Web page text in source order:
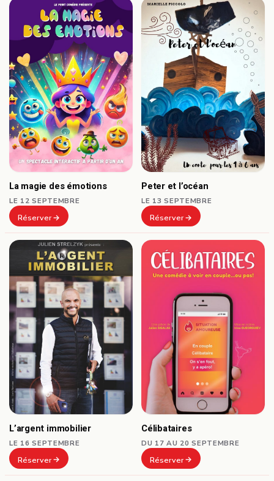
La magie des émotions
LE 12 SEPTEMBRE
Réserver
Peter et l’océan
LE 13 SEPTEMBRE
Réserver
L’argent immobilier
LE 16 SEPTEMBRE
Réserver
Célibataires
DU 17 AU 20 SEPTEMBRE
Réserver